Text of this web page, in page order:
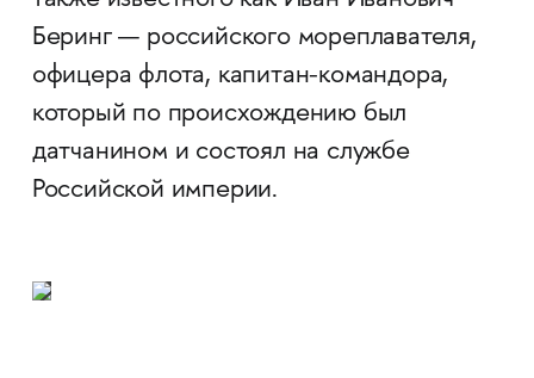
Беринг — российского мореплавателя,
офицера флота, капитан-командора,
который по происхождению был
датчанином и состоял на службе
Российской империи.